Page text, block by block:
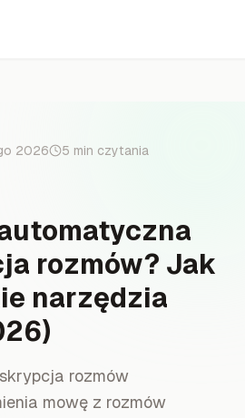
2026 5 min czytania
rozmów? Jak
narzędzia
rozmów
mowę z rozmów